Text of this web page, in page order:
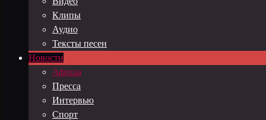
Клипы
Аудио
Тексты песен
Новости
Афиша
Пресса
Интервью
Спорт